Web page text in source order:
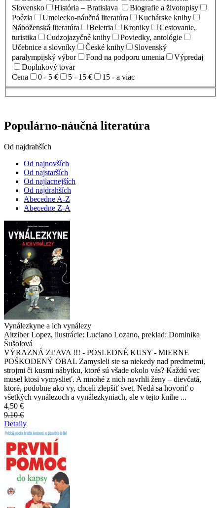
Slovensko
História – Bratislava
Biografie a životopisy
Poézia
Umelecko-náučná literatúra
Kuchárske knihy
Náboženská literatúra
Beletria Kroniky
Cestovanie,
turistika
Cudzojazyčné knihy
Poviedky, antológie
Učebnice a slovníky
České knihy
Slovenský
paralympijský výbor
Fond na podporu umenia
Výpredaj
Doplnkový tovar
Cena
0 - 5 € 5 - 15 € 15 - a viac
Populárno-náučná literatúra
Od najdrahších
Od najnovších
Od najstarších
Od najlacnejších
Od najdrahších
Abecedne A-Z
Abecedne Z-A
Vynálezkyne a ich vynálezy
Aitziber Lopez, ilustrácie: Luciano Lozano, preklad: Dominika
Šušolová
VÝRAZNÁ ZĽAVA !!! - POSLEDNÉ KUSY - MIERNE
POŠKODENÝ OBAL Zamysleli ste sa niekedy nad predmetmi,
strojmi či kusmi nábytku, ktoré sú všade okolo vás? Každú vec
musel ktosi vymyslieť. A mnohé z nich navrhli ženy – dievčatá,
ktoré, podobne ako vy, chceli zlepšiť svet. Nedá sa hovoriť o
všetkých vynálezoch a vynálezkyniach, ale v tejto knihe ...
4,50 €
9.10 €
Detaily